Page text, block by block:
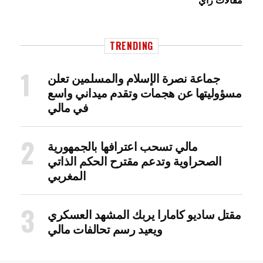
TRENDING
جماعة نصرة الإسلام والمسلمين تعلن
مسؤوليتها عن هجمات وتقدم ميداني واسع
في مالي
مالي تسحب اعترافها بالجمهورية
الصحراوية وتدعم مقترح الحكم الذاتي
المغربي
مقتل ساديو كامارا يربك المشهد العسكري
ويعيد رسم تحالفات مالي